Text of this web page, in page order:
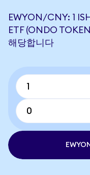
EWYON/CNY: 1
ETF (ONDO
해당합니다